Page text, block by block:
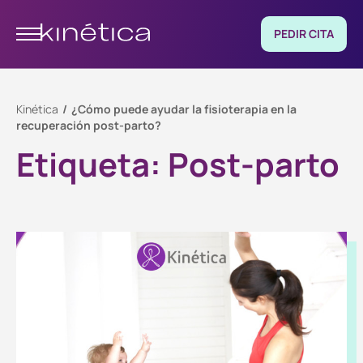
PEDIR CITA
Kinética
¿Cómo puede ayudar la fisioterapia en la
recuperación post-parto?
Etiqueta: Post-parto